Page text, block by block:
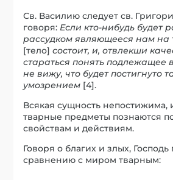
Св. Василию следует св.
говоря: Если кто-нибудь будет
рассудком являющееся нам на
[тело] состоит, и, отвлекши
стараться понять подлежащее
не вижу, что будет постигнуто
умозрением [4].
Всякая сущность непостижима,
тварные предметы познаются
свойствам и действиям.
Говоря о благих и злых, Господь
сравнению с миром тварным: